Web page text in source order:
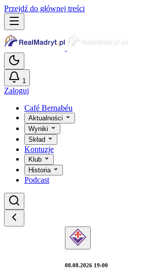
Przejdź do głównej treści
1
Zaloguj
Café Bernabéu
Aktualności
Wyniki
Skład
Kontuzje
Klub
Historia
Podcast
08.08.2026 19:00